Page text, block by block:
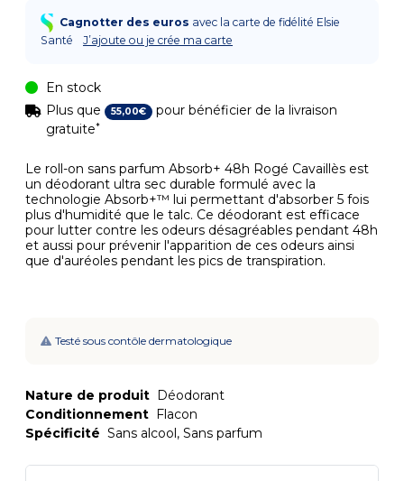
Le roll-on sans parfum Absorb+ 48h Rogé Cavaillès est
un déodorant ultra sec durable formulé avec la
technologie Absorb+™ lui permettant d'absorber 5 fois
plus d'humidité que le talc. Ce déodorant est efficace
pour lutter contre les odeurs désagréables pendant 48h
et aussi pour prévenir l'apparition de ces odeurs ainsi
que d'auréoles pendant les pics de transpiration.
Cagnotter des euros avec la carte de fidélité Elsie
Santé
J’ajoute ou je crée ma carte
En stock
Plus que
55,00€ pour bénéficier de la livraison
gratuite*
Testé sous contôle dermatologique
Nature de produit Déodorant
Conditionnement Flacon
Spécificité Sans alcool, Sans parfum